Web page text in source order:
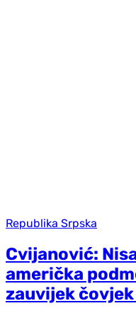
Republika Srpska
Cvijanović:
američka
zauvijek